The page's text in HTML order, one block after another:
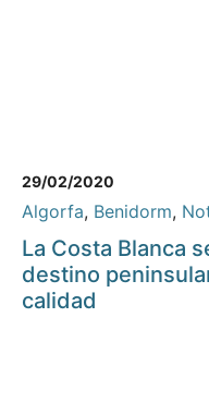
29/02/2020
Algorfa, Benidorm,
La Costa Blanca
destino
calidad